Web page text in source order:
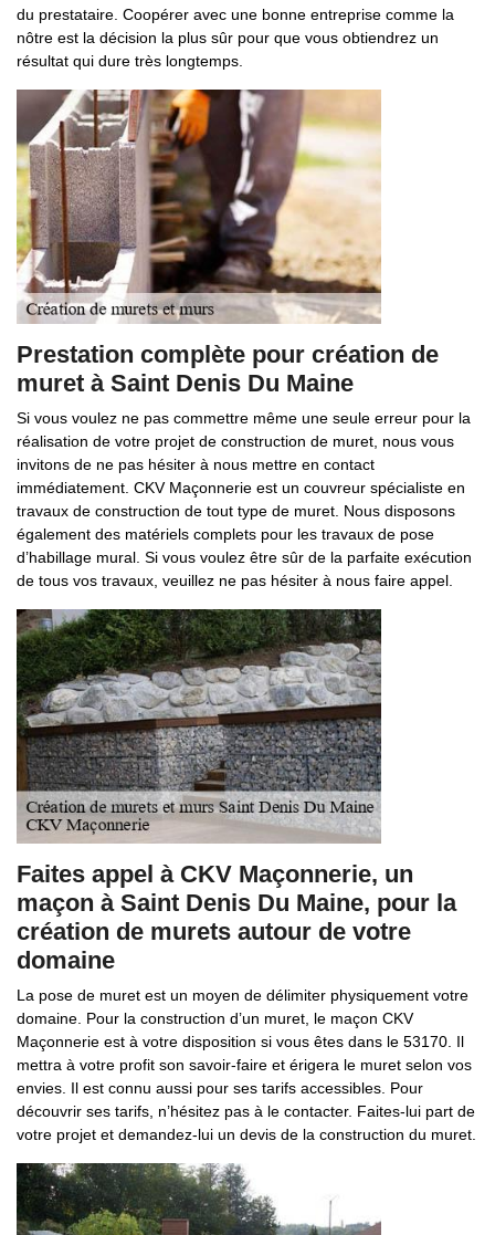
du prestataire. Coopérer avec une bonne entreprise comme la
nôtre est la décision la plus sûr pour que vous obtiendrez un
résultat qui dure très longtemps.
Prestation complète pour création de
muret à Saint Denis Du Maine
Si vous voulez ne pas commettre même une seule erreur pour la
réalisation de votre projet de construction de muret, nous vous
invitons de ne pas hésiter à nous mettre en contact
immédiatement. CKV Maçonnerie est un couvreur spécialiste en
travaux de construction de tout type de muret. Nous disposons
également des matériels complets pour les travaux de pose
d’habillage mural. Si vous voulez être sûr de la parfaite exécution
de tous vos travaux, veuillez ne pas hésiter à nous faire appel.
Faites appel à CKV Maçonnerie, un
maçon à Saint Denis Du Maine, pour la
création de murets autour de votre
domaine
La pose de muret est un moyen de délimiter physiquement votre
domaine. Pour la construction d’un muret, le maçon CKV
Maçonnerie est à votre disposition si vous êtes dans le 53170. Il
mettra à votre profit son savoir-faire et érigera le muret selon vos
envies. Il est connu aussi pour ses tarifs accessibles. Pour
découvrir ses tarifs, n’hésitez pas à le contacter. Faites-lui part de
votre projet et demandez-lui un devis de la construction du muret.